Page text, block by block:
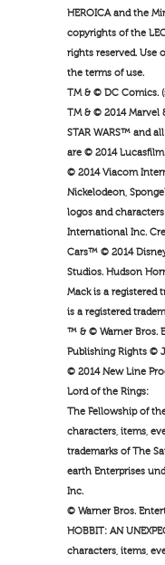
HEROICA and the
copyrights of the
rights reserved. Use
the terms of use.
TM & © DC Comics.
TM & © 2014 Marvel
STAR WARS™ and
are © 2014
© 2014 Viacom
Nickelodeon,
logos and
International Inc.
Cars™ © 2014
Studios. Hudson
Mack is a registered
is a registered
™ & © Warner Bros.
Publishing Rights ©
© 2014 New Line
Lord of the Rings:
The Fellowship of
characters, items,
trademarks of The
earth Enterprises
Inc.
© Warner Bros.
HOBBIT: AN
characters, items,